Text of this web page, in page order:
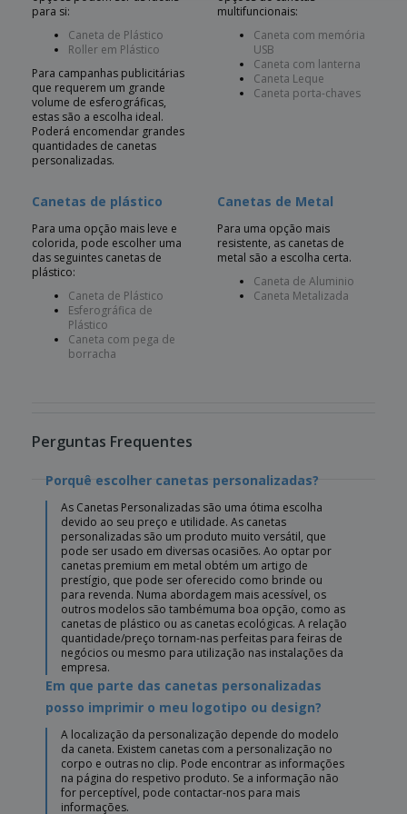
para si:
Caneta de Plástico
Roller em Plástico
Para campanhas publicitárias
que requerem um grande
volume de esferográficas,
estas são a escolha ideal.
Poderá encomendar grandes
quantidades de canetas
personalizadas.
multifuncionais:
Caneta com memória
USB
Caneta com lanterna
Caneta Leque
Caneta porta-chaves
Canetas de plástico
Para uma opção mais leve e
colorida, pode escolher uma
das seguintes canetas de
plástico:
Caneta de Plástico
Esferográfica de
Plástico
Caneta com pega de
borracha
Canetas de Metal
Para uma opção mais
resistente, as canetas de
metal são a escolha certa.
Caneta de Aluminio
Caneta Metalizada
Perguntas Frequentes
Porquê escolher canetas personalizadas?
As Canetas Personalizadas são uma ótima escolha
devido ao seu preço e utilidade. As canetas
personalizadas são um produto muito versátil, que
pode ser usado em diversas ocasiões. Ao optar por
canetas premium em metal obtém um artigo de
prestígio, que pode ser oferecido como brinde ou
para revenda. Numa abordagem mais acessível, os
outros modelos são tambémuma boa opção, como as
canetas de plástico ou as canetas ecológicas. A relação
quantidade/preço tornam-nas perfeitas para feiras de
negócios ou mesmo para utilização nas instalações da
empresa.
Em que parte das canetas personalizadas
posso imprimir o meu logotipo ou design?
A localização da personalização depende do modelo
da caneta. Existem canetas com a personalização no
corpo e outras no clip. Pode encontrar as informações
na página do respetivo produto. Se a informação não
for perceptível, pode contactar-nos para mais
informações.